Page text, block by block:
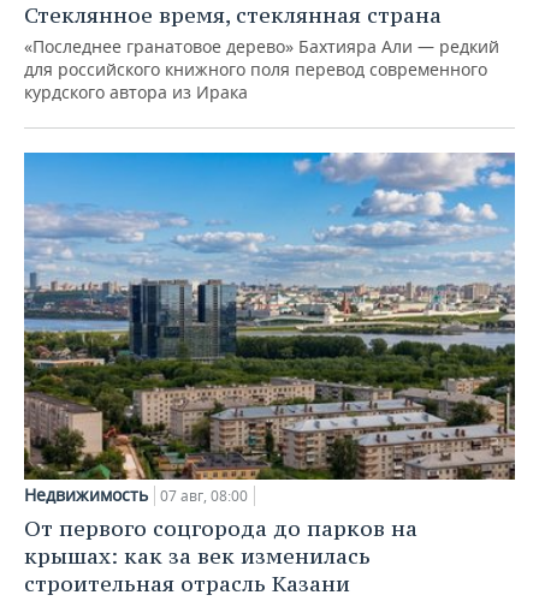
Стеклянное время, стеклянная страна
«Последнее гранатовое дерево» Бахтияра Али — редкий
для российского книжного поля перевод современного
курдского автора из Ирака
Недвижимость 07 авг, 08:00
От первого соцгорода до парков на
крышах: как за век изменилась
строительная отрасль Казани